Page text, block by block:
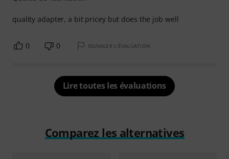
quality adapter, a bit pricey but does the job well
0 0 SIGNALER L'ÉVALUATION
Lire toutes les évaluations
Comparez les alternatives